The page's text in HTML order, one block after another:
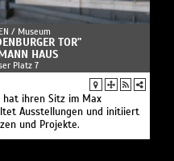
/ Museum
TOR"
HAUS
Platz 7
hat ihren Sitz im Max
Ausstellungen und initiiert
und Projekte.